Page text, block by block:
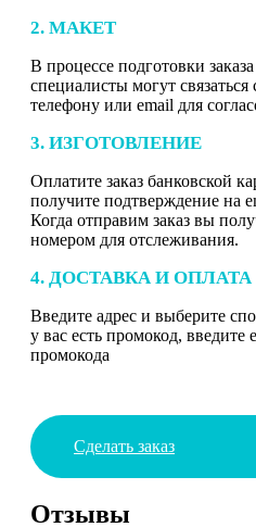
2. МАКЕТ
В процессе подготовки
специалисты могут
телефону или email для
3. ИЗГОТОВЛЕНИЕ
Оплатите заказ банковской
получите подтверждение на
Когда отправим заказ вы
номером для отслеживания.
4. ДОСТАВКА И ОПЛАТА
Введите адрес и выберите
у вас есть промокод, введите
промокода
Сделать заказ
Отзывы